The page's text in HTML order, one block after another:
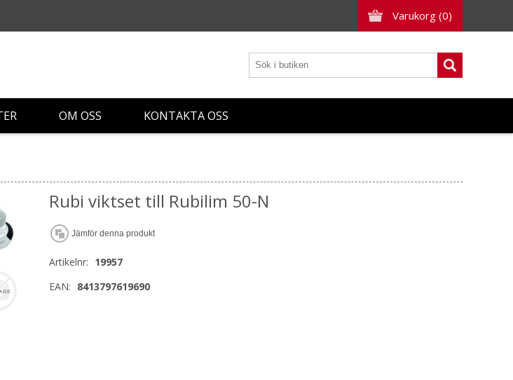
Varukorg (0)
OM OSS KONTAKTA OSS
Rubi viktset till Rubilim 50-N
Jämför denna produkt
Artikelnr: 19957
EAN: 8413797619690